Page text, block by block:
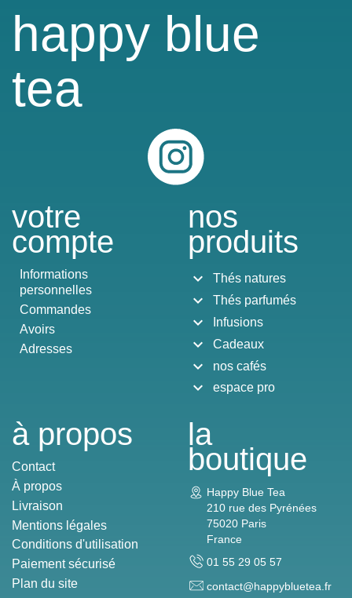
happy blue
tea
votre
compte
Informations
personnelles
Commandes
Avoirs
Adresses
nos
produits
Thés natures
expand_more
Thés parfumés
expand_more
Infusions
expand_more
Cadeaux
expand_more
nos cafés
expand_more
espace pro
expand_more
à propos
Contact
À propos
Livraison
Mentions légales
Conditions d'utilisation
Paiement sécurisé
Plan du site
la
boutique
Happy Blue Tea
210 rue des Pyrénées
75020 Paris
France
01 55 29 05 57
contact@happybluetea.fr